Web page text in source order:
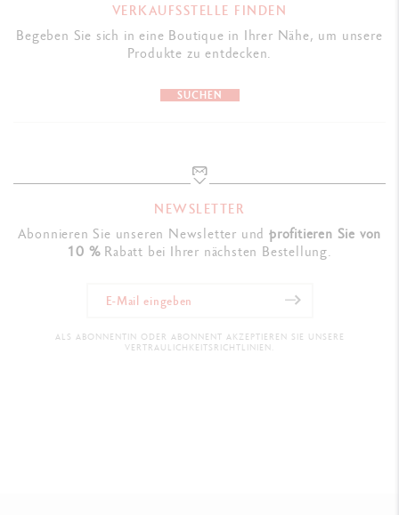
VERKAUFSSTELLE FINDEN
Begeben Sie sich in eine Boutique in Ihrer Nähe, um unsere
Produkte zu entdecken.
SUCHEN
NEWSLETTER
Abonnieren Sie unseren Newsletter undprofitieren Sie von
10 %Rabatt bei Ihrer nächsten Bestellung.
ALS ABONNENTIN ODER ABONNENT AKZEPTIEREN SIE UNSERE
VERTRAULICHKEITSRICHTLINIEN.